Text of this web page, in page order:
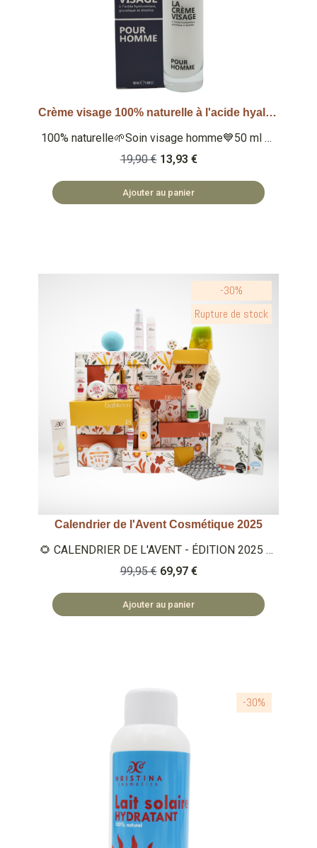
Aperçu rapide Crème visage 100% naturelle à l'acide hyaluronique - Homme 50ml
100% naturelle🌱Soin visage homme💙50 ml 🏅
Note Yuka : 100/100 🏅 Note Inci Beauty ../20
Qu'est ce que c'est ? La crème visage pour
homme 100% naturelle à l'acide hyaluronique,
glycolique et à l'élastine. 🏡 COSMÉTIQUES
19,90 € 13,93 €
Ajouter au panier
Aperçu rapide
-30%
Rupture de stock
Calendrier de l'Avent Cosmétique 2025
🌻 CALENDRIER DE L'AVENT - ÉDITION 2025 🌸
24 surprises pour le corps et le visage. Photos
non contractuelles, plusieurs produits peuvent
varier en fonction de nos stocks
99,95 € 69,97 €
Ajouter au panier
-30%